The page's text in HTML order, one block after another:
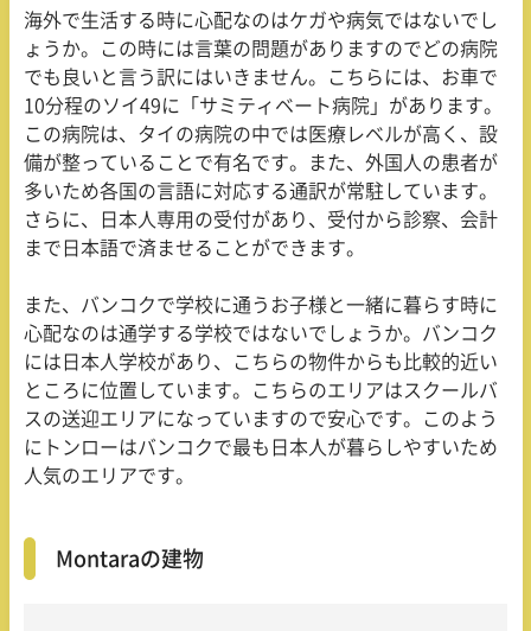
海外で生活する時に心配なのはケガや病気ではないでし
ょうか。この時には言葉の問題がありますのでどの病院
でも良いと言う訳にはいきません。こちらには、お車で
10分程のソイ49に「サミティベート病院」があります。
この病院は、タイの病院の中では医療レベルが高く、設
備が整っていることで有名です。また、外国人の患者が
多いため各国の言語に対応する通訳が常駐しています。
さらに、日本人専用の受付があり、受付から診察、会計
まで日本語で済ませることができます。
また、バンコクで学校に通うお子様と一緒に暮らす時に
心配なのは通学する学校ではないでしょうか。バンコク
には日本人学校があり、こちらの物件からも比較的近い
ところに位置しています。こちらのエリアはスクールバ
スの送迎エリアになっていますので安心です。このよう
にトンローはバンコクで最も日本人が暮らしやすいため
人気のエリアです。
Montaraの建物